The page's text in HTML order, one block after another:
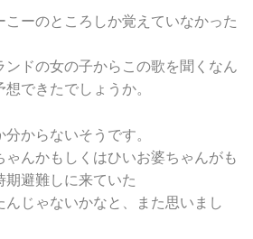
こーのところしか覚えていなかった
ンドの女の子からこの歌を聞くなん
できたでしょうか。
からないそうです。
ゃんかもしくはひいお婆ちゃんがも
期避難しに来ていた
じゃないかなと、また思いまし